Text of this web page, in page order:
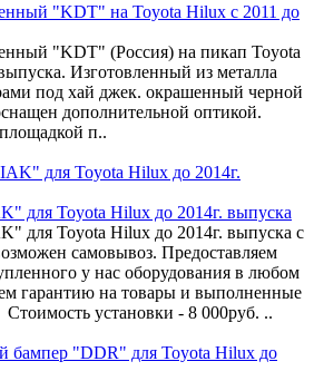
"KDT" на Toyota Hilux с 2011 до
"KDT" (Россия) на пикап Toyota
Изготовленный из металла
под хай джек. окрашенный черной
дополнительной оптикой.
п..
для Toyota Hilux до 2014г. выпуска
для Toyota Hilux до 2014г. выпуска с
самовывоз. Предоставляем
у нас оборудования в любом
гарантию на товары и выполненные
установки - 8 000руб. ..